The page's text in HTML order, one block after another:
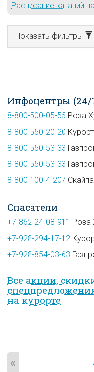
Расписание катаний
Показать фильтры
Инфоцентры (24/
8-800-500-05-55 Роза
8-800-550-20-20
8-800-550-53-33
8-800-550-53-33
8-800-100-4-207
Спасатели
+7-862-24-08-911 Роза
+7-928-294-17-12
+7-928-854-03-63
Все акции,
на курорте
«